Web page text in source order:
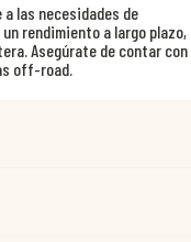
las necesidades de
rendimiento a largo plazo,
Asegúrate de contar con
off-road.